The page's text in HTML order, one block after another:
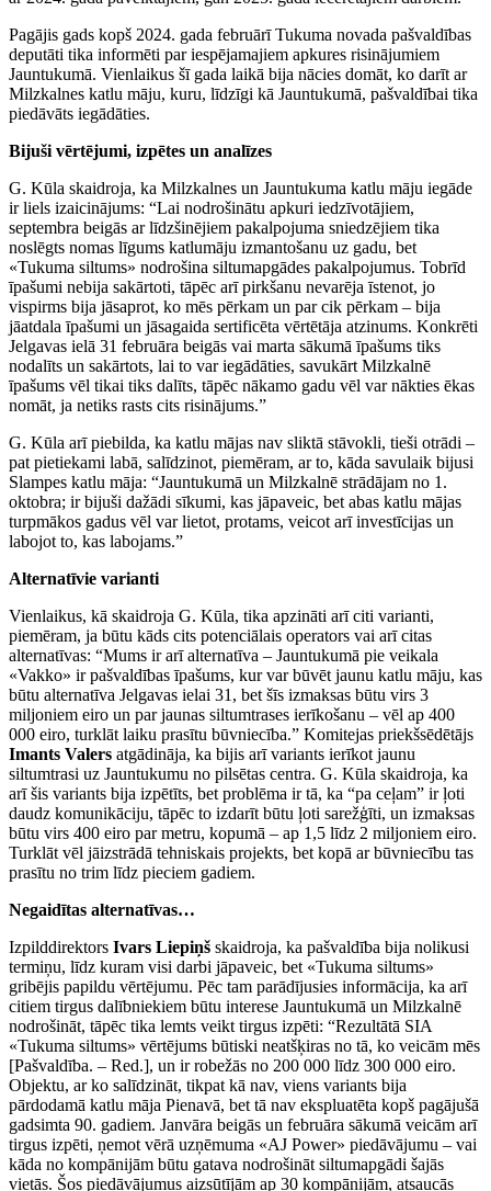
Pagājis gads kopš 2024. gada februārī Tukuma novada pašvaldības
deputāti tika informēti par iespējamajiem apkures risinājumiem
Jauntukumā. Vienlaikus šī gada laikā bija nācies domāt, ko darīt ar
Milzkalnes katlu māju, kuru, līdzīgi kā Jauntukumā, pašvaldībai tika
piedāvāts iegādāties.
Bijuši vērtējumi, izpētes un analīzes
G. Kūla skaidroja, ka Milzkalnes un Jauntukuma katlu māju iegāde
ir liels izaicinājums: “Lai nodrošinātu apkuri iedzīvotājiem,
septembra beigās ar līdzšinējiem pakalpojuma sniedzējiem tika
noslēgts nomas līgums katlumāju izmantošanu uz gadu, bet
«Tukuma siltums» nodrošina siltumapgādes pakalpojumus. Tobrīd
īpašumi nebija sakārtoti, tāpēc arī pirkšanu nevarēja īstenot, jo
vispirms bija jāsaprot, ko mēs pērkam un par cik pērkam – bija
jāatdala īpašumi un jāsagaida sertificēta vērtētāja atzinums. Konkrēti
Jelgavas ielā 31 februāra beigās vai marta sākumā īpašums tiks
nodalīts un sakārtots, lai to var iegādāties, savukārt Milzkalnē
īpašums vēl tikai tiks dalīts, tāpēc nākamo gadu vēl var nākties ēkas
nomāt, ja netiks rasts cits risinājums.”
G. Kūla arī piebilda, ka katlu mājas nav sliktā stāvokli, tieši otrādi –
pat pietiekami labā, salīdzinot, piemēram, ar to, kāda savulaik bijusi
Slampes katlu māja: “Jauntukumā un Milzkalnē strādājam no 1.
oktobra; ir bijuši dažādi sīkumi, kas jāpaveic, bet abas katlu mājas
turpmākos gadus vēl var lietot, protams, veicot arī investīcijas un
labojot to, kas labojams.”
Alternatīvie varianti
Vienlaikus, kā skaidroja G. Kūla, tika apzināti arī citi varianti,
piemēram, ja būtu kāds cits potenciālais operators vai arī citas
alternatīvas: “Mums ir arī alternatīva – Jauntukumā pie veikala
«Vakko» ir pašvaldības īpašums, kur var būvēt jaunu katlu māju, kas
būtu alternatīva Jelgavas ielai 31, bet šīs izmaksas būtu virs 3
miljoniem eiro un par jaunas siltumtrases ierīkošanu – vēl ap 400
000 eiro, turklāt laiku prasītu būvniecība.” Komitejas priekšsēdētājs
Imants Valers atgādināja, ka bijis arī variants ierīkot jaunu
siltumtrasi uz Jauntukumu no pilsētas centra. G. Kūla skaidroja, ka
arī šis variants bija izpētīts, bet problēma ir tā, ka “pa ceļam” ir ļoti
daudz komunikāciju, tāpēc to izdarīt būtu ļoti sarežģīti, un izmaksas
būtu virs 400 eiro par metru, kopumā – ap 1,5 līdz 2 miljoniem eiro.
Turklāt vēl jāizstrādā tehniskais projekts, bet kopā ar būvniecību tas
prasītu no trim līdz pieciem gadiem.
Negaidītas alternatīvas…
Izpilddirektors Ivars Liepiņš skaidroja, ka pašvaldība bija nolikusi
termiņu, līdz kuram visi darbi jāpaveic, bet «Tukuma siltums»
gribējis papildu vērtējumu. Pēc tam parādījusies informācija, ka arī
citiem tirgus dalībniekiem būtu interese Jauntukumā un Milzkalnē
nodrošināt, tāpēc tika lemts veikt tirgus izpēti: “Rezultātā SIA
«Tukuma siltums» vērtējums būtiski neatšķiras no tā, ko veicām mēs
[Pašvaldība. – Red.], un ir robežās no 200 000 līdz 300 000 eiro.
Objektu, ar ko salīdzināt, tikpat kā nav, viens variants bija
pārdodamā katlu māja Pienavā, bet tā nav ekspluatēta kopš pagājušā
gadsimta 90. gadiem. Janvāra beigās un februāra sākumā veicām arī
tirgus izpēti, ņemot vērā uzņēmuma «AJ Power» piedāvājumu – vai
kāda no kompānijām būtu gatava nodrošināt siltumapgādi šajās
vietās. Šos piedāvājumus aizsūtījām ap 30 kompānijām, atsaucās